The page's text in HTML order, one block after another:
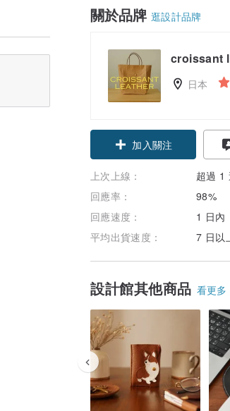
關於品牌 逛設計品牌
croissant
日本
加入關注
上次上線：
超過 1
回應率：
98%
回應速度：
1 日內
平均出貨速度：
7 日以
設計館其他商品 看更多